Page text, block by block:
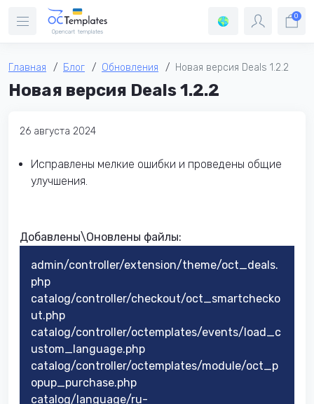
0
Главная Блог Обновления Новая версия Deals 1.2.2
Новая версия Deals 1.2.2
26 августа 2024
Исправлены мелкие ошибки и проведены общие
улучшения.
Добавлены\Оновлены файлы:​
admin/controller/extension/theme/oct_deals.
php
catalog/controller/checkout/oct_smartchecko
ut.php
catalog/controller/octemplates/events/load_c
ustom_language.php
catalog/controller/octemplates/module/oct_p
opup_purchase.php
catalog/language/ru-